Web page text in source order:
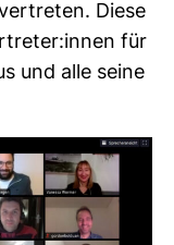
Diese
für
und alle seine